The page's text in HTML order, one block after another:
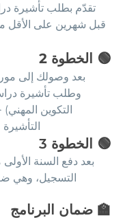
تقدّم بطلب تأشيرة
قبل شهرين على الأقل
🟢 الخطوة 2
بعد وصولك إلى
وطلب تأشيرة
التكوين
🟢 الخطوة 3
بعد دفع السنة
التسجيل، وهي
🏫 ضمان البرنامج